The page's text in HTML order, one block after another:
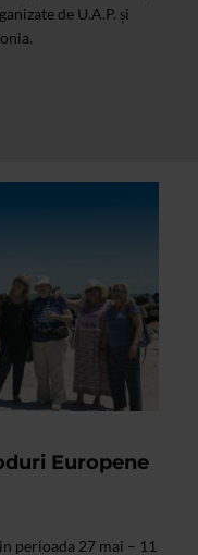
de U.A.P. și
Europene
perioada 27 mai – 11